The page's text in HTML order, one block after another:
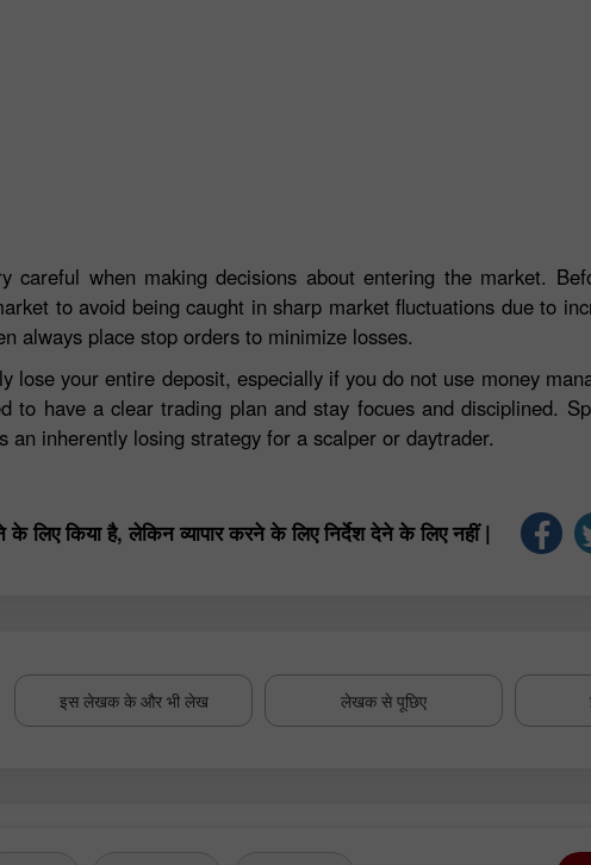
careful when making decisions about entering the market.
to avoid being caught in sharp market fluctuations due to
always place stop orders to minimize losses.
lose your entire deposit, especially if you do not use money
to have a clear trading plan and stay focues and disciplined.
inherently losing strategy for a scalper or daytrader.
लिए किया है, लेकिन व्यापार करने के लिए निर्देश देने के लिए नहीं |
इस लेखक के और भी लेख लेखक से पूछिए